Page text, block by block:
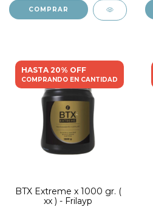
HASTA 20% OFF
COMPRANDO EN CANTIDAD
BTX Extreme x 1000 gr. (
xx ) - Frilayp